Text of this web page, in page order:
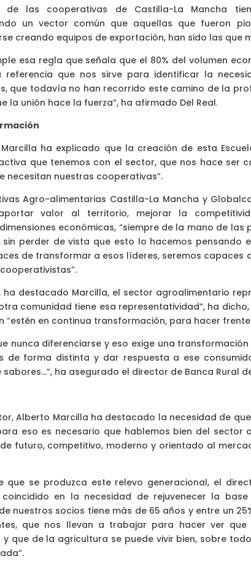
de las cooperativas de Castilla-La Mancha
un vector común que aquellas que fueron
creando equipos de exportación, han sido las que
esa regla que señala que el 80% del volumen
referencia que nos sirve para identificar la
que todavía no han recorrido este camino de la
la unión hace la fuerza”, ha afirmado Del Real.
ha explicado que la creación de esta
que tenemos con el sector, que nos hace ser
necesitan nuestras cooperativas”.
Agro-alimentarias Castilla-La Mancha y
valor al territorio, mejorar la
económicas, “siempre de la mano de
perder de vista que esto lo hacemos pensando
de transformar a esos líderes, seremos
ha destacado Marcilla, el sector agroalimentario
comunidad tiene esa representatividad”, ha
“estén en continua transformación, para hacer
nunca diferenciarse y eso exige una
de forma distinta y dar respuesta a ese
sabores…”, ha asegurado el director de Banca Rural
Alberto Marcilla ha destacado la necesidad de
eso es necesario que hablemos bien del sector
futuro, competitivo, moderno y orientado al
que se produzca este relevo generacional, el
en la necesidad de rejuvenecer la
nuestros socios tiene más de 65 años y entre un
que nos llevan a trabajar para hacer ver que
que de la agricultura se puede vivir bien, sobre